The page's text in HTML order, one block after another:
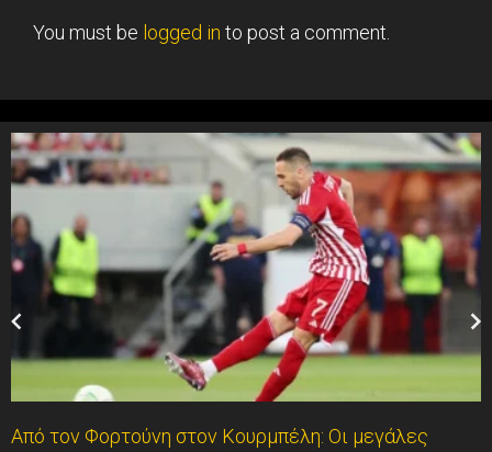
You must be logged in to post a comment.
Από τον Φορτούνη στον Κουρμπέλη: Οι μεγάλες